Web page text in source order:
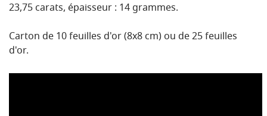
23,75 carats, épaisseur : 14 grammes.
Carton de 10 feuilles d'or (8x8 cm) ou de 25 feuilles
d'or.